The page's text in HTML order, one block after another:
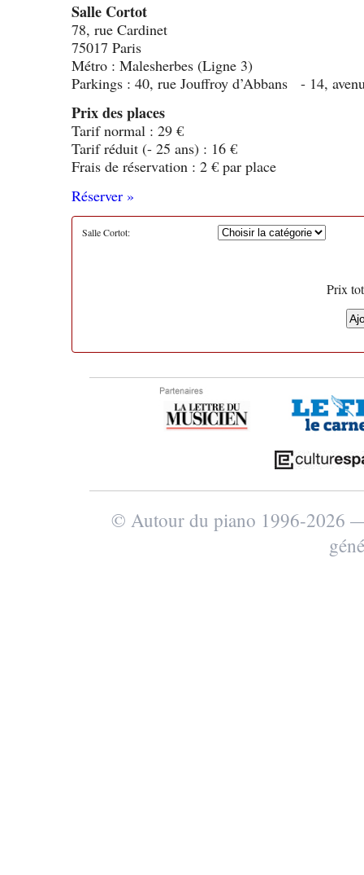
Salle Cortot
78, rue Cardinet
75017 Paris
Métro : Malesherbes (Ligne 3)
Parkings : 40, rue Jouffroy d’Abbans - 14,
Prix des places
Tarif normal : 29 €
Tarif réduit (- 25 ans) : 16 €
Frais de réservation : 2 € par place
Réserver »
Salle Cortot:
Prix
© Autour du piano 1996-2026